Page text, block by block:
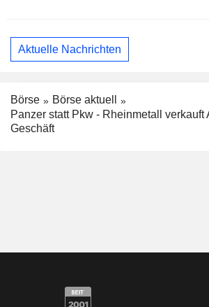
Aktuelle Nachrichten
Börse
Börse aktuell
Panzer statt Pkw - Rheinmetall verkauft
Geschäft